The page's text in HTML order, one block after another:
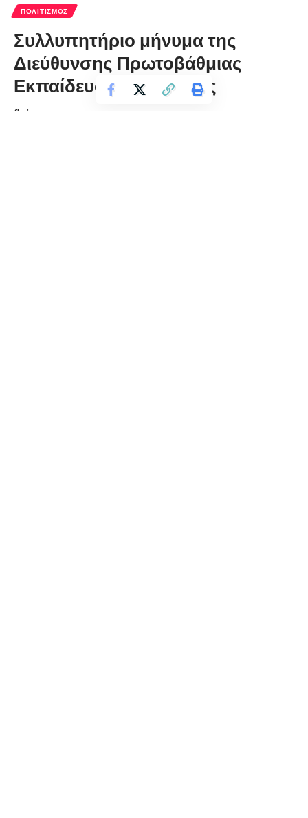
ΠΟΛΙΤΙΣΜΌΣ
Συλλυπητήριο μήνυμα της
Διεύθυνσης Πρωτοβάθμιας
Εκπαίδευσης Φλώρινας
florinapress.gr